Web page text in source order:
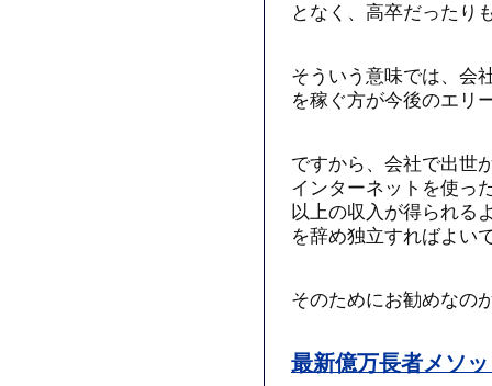
となく、高卒だったり
そういう意味では、会
を稼ぐ方が今後のエリ
ですから、会社で出世
インターネットを使っ
以上の収入が得られる
を辞め独立すればよい
そのためにお勧めなの
最新億万長者メソ